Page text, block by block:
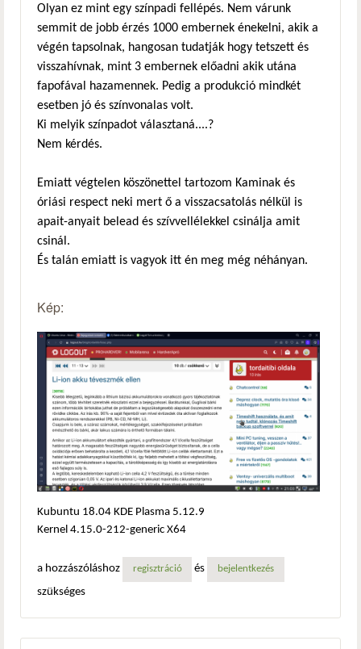
Olyan ez mint egy színpadi fellépés. Nem várunk
semmit de jobb érzés 1000 embernek énekelni, akik a
végén tapsolnak, hangosan tudatják hogy tetszett és
visszahívnak, mint 3 embernek előadni akik utána
fapofával hazamennek. Pedig a produkció mindkét
esetben jó és színvonalas volt.
Ki melyik színpadot választaná....?
Nem kérdés.
Emiatt végtelen köszönettel tartozom Kaminak és
óriási respect neki mert ő a visszacsatolás nélkül is
apait-anyait belead és szívvellélekkel csinálja amit
csinál.
És talán emiatt is vagyok itt én meg még néhányan.
Kép:
Kubuntu 18.04 KDE Plasma 5.12.9
Kernel 4.15.0-212-generic X64
a hozzászóláshoz regisztráció és bejelentkezés
szükséges